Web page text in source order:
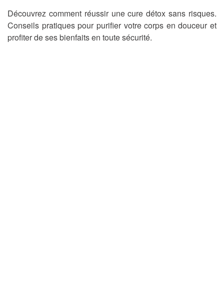
Découvrez comment réussir une cure détox sans risques.
Conseils pratiques pour purifier votre corps en douceur et
profiter de ses bienfaits en toute sécurité.